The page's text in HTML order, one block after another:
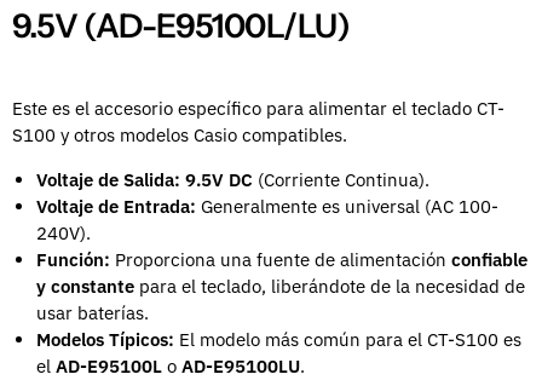
9.5V (AD-E95100L/LU)
Este es el accesorio específico para alimentar el teclado CT-
S100 y otros modelos Casio compatibles.
Voltaje de Salida: 9.5V DC (Corriente Continua).
Voltaje de Entrada: Generalmente es universal (AC 100-
240V).
Función: Proporciona una fuente de alimentación confiable
y constante para el teclado, liberándote de la necesidad de
usar baterías.
Modelos Típicos: El modelo más común para el CT-S100 es
el AD-E95100L o AD-E95100LU.